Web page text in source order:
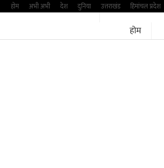
Skipहोम अभी अभी देश दुनिया उत्तराखंड हिमांचल प्रदेश
होम